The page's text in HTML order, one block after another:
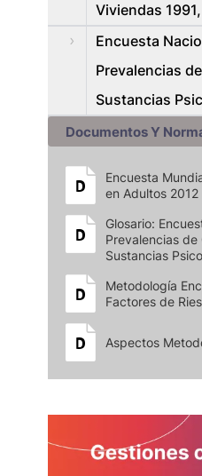
Viviendas
Encuesta
Prevalencias
Sustancias
Documentos Y
Encuesta
en Adultos 2012
Glosario:
Prevalencias de
Sustancias
Metodología
Factores de
Aspectos